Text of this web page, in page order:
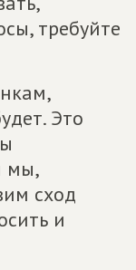
требуйте
Это
мы,
сход
и